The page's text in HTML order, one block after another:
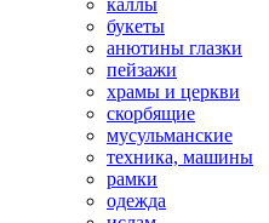
каллы
букеты
анютины глазки
пейзажи
храмы и церкви
скорбящие
мусульманские
техника, машины
рамки
одежда